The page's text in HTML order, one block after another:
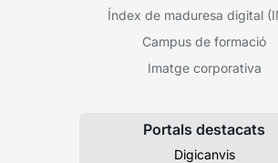
Índex de maduresa digital
Campus de formació
Imatge corporativa
Portals destacats
Digicanvis